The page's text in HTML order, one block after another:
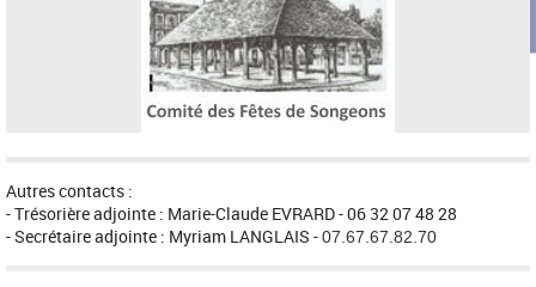
Autres contacts :
- Trésorière adjointe : Marie-Claude EVRARD - 06 32 07 48 28
- Secrétaire adjointe : Myriam LANGLAIS -07.67.67.82.70